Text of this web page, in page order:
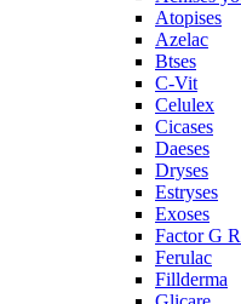
Atopises
Azelac
Btses
C-Vit
Celulex
Cicases
Daeses
Dryses
Estryses
Exoses
Factor G
Ferulac
Fillderma